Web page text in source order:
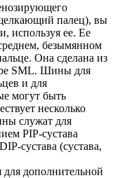
палец), вы
используя ее. Ее
безымянном
Она сделана из
SML. Шины для
и для
могут быть
несколько
служат для
PIP-сустава
сустава (сустава,
дополнительной